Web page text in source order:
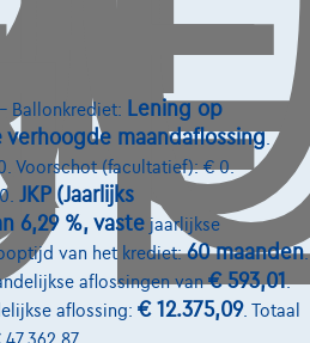
Ballonkrediet: Lening op
maandaflossing
Voorschot (facultatief): € 0.
JKP (Jaarlijks
6,29 %, vaste jaarlijkse
van het krediet:60 maanden.
aflossingen van€ 593,01.
aflossing: € 12.375,09. Totaal